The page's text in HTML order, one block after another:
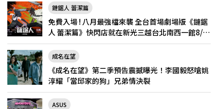
鏈鋸人 蕾潔篇
免費入場 ! 八月最強檔來襲 全台首場劇場版《鏈鋸
人 蕾潔篇》快閃店就在新光三越台北南西一館8/6
限定登場
成名在望
《成名在望》第二季預告震撼曝光！李國毅怒嗆姚
淳耀「當邱家的狗」兄弟情決裂
ASUS